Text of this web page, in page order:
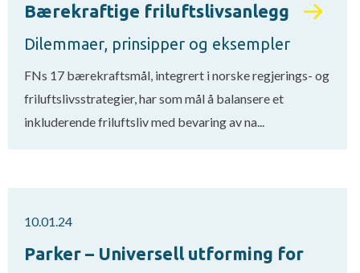
Bærekraftige friluftslivsanlegg
Dilemmaer, prinsipper og eksempler
FNs 17 bærekraftsmål, integrert i norske regjerings- og
friluftslivsstrategier, har som mål å balansere et
inkluderende friluftsliv med bevaring av na...
10.01.24
Parker – Universell utforming for